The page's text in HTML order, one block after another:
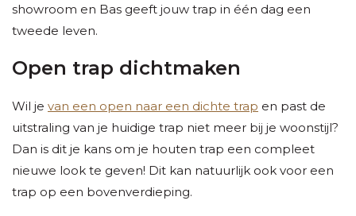
showroom en Bas geeft jouw trap in één dag een
tweede leven.
Open trap dichtmaken
Wil je van een open naar een dichte trap en past de
uitstraling van je huidige trap niet meer bij je woonstijl?
Dan is dit je kans om je houten trap een compleet
nieuwe look te geven! Dit kan natuurlijk ook voor een
trap op een bovenverdieping.